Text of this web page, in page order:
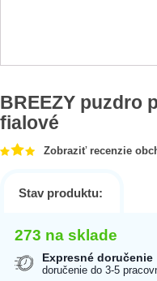
BREEZY puzdro
fialové
Zobraziť recenzie
Stav produktu:
273 na sklade
Expresné doručenie
doručenie do 3-5